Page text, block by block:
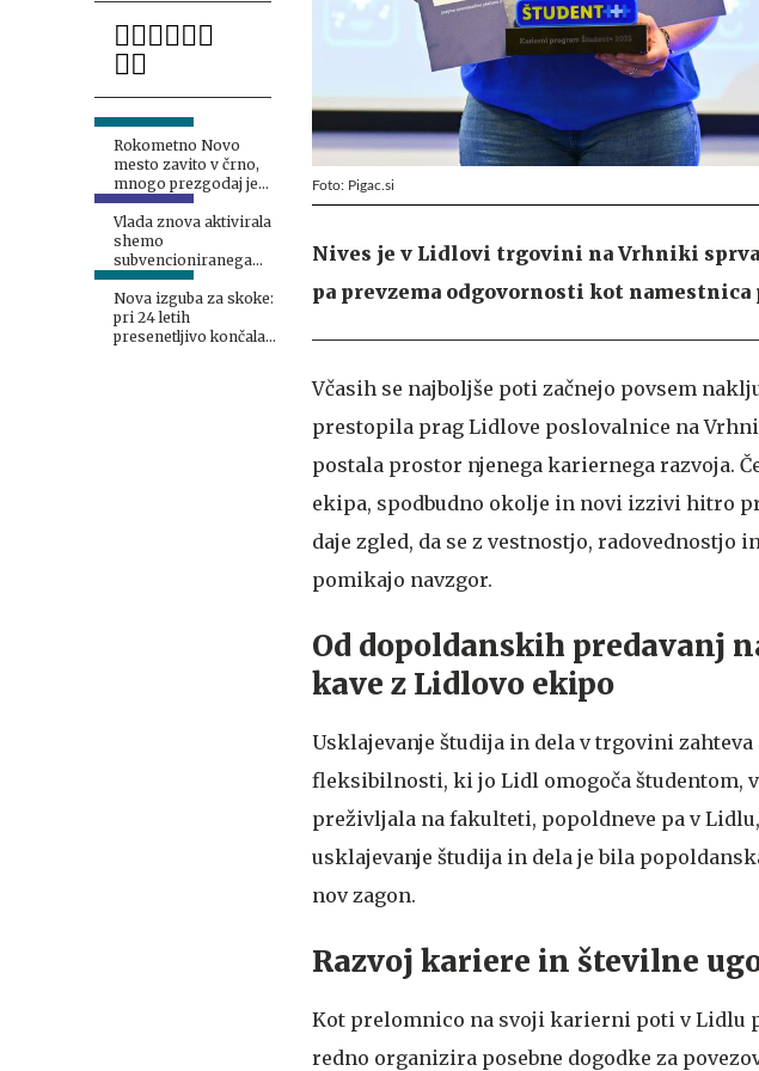
Rokometno Novo
mesto zavito v črno,
mnogo prezgodaj je
odšel Aljaž Kabur
Vlada znova aktivirala
shemo
subvencioniranega
skrajšanega delovnika
Nova izguba za skoke:
pri 24 letih
presenetljivo končala
Foto: Pigac.si
Nives je v Lidlovi trgovini na Vrhniki sprva
pa prevzema odgovornosti kot namestnica
Včasih se najboljše poti začnejo povsem
prestopila prag Lidlove poslovalnice na
postala prostor njenega kariernega razvoja.
ekipa, spodbudno okolje in novi izzivi hitro
daje zgled, da se z vestnostjo,
pomikajo navzgor.
Od dopoldanskih predavanj
kave z Lidlovo ekipo
Usklajevanje študija in dela v trgovini
fleksibilnosti, ki jo Lidl omogoča študentom,
preživljala na fakulteti, popoldneve pa v
usklajevanje študija in dela je bila
nov zagon.
Razvoj kariere in številne
Kot prelomnico na svoji karierni poti v Lidlu
redno organizira posebne dogodke za